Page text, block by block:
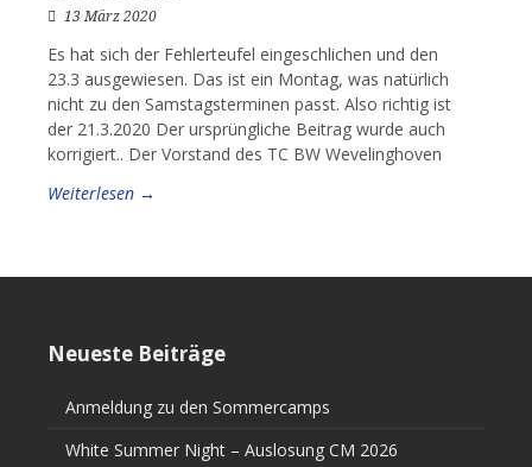
13 März 2020
Es hat sich der Fehlerteufel eingeschlichen und den
23.3 ausgewiesen. Das ist ein Montag, was natürlich
nicht zu den Samstagsterminen passt. Also richtig ist
der 21.3.2020 Der ursprüngliche Beitrag wurde auch
korrigiert.. Der Vorstand des TC BW Wevelinghoven
Weiterlesen →
Neueste Beiträge
Anmeldung zu den Sommercamps
White Summer Night – Auslosung CM 2026